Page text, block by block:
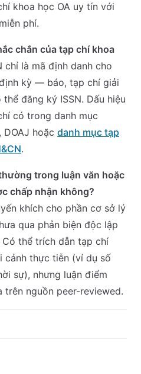
khoa học OA uy tín với
phí.
chắn của tạp chí khoa
chỉ là mã định danh cho
kỳ — báo, tạp chí giải
đăng ký ISSN. Dấu hiệu
có trong danh mục
DOAJ hoặc danh mục tạp
.
trong luận văn hoặc
chấp nhận không?
khích cho phần cơ sở lý
qua phản biện độc lập
thể trích dẫn tạp chí
cảnh thực tiễn (ví dụ số
sự), nhưng luận điểm
nguồn peer-reviewed.